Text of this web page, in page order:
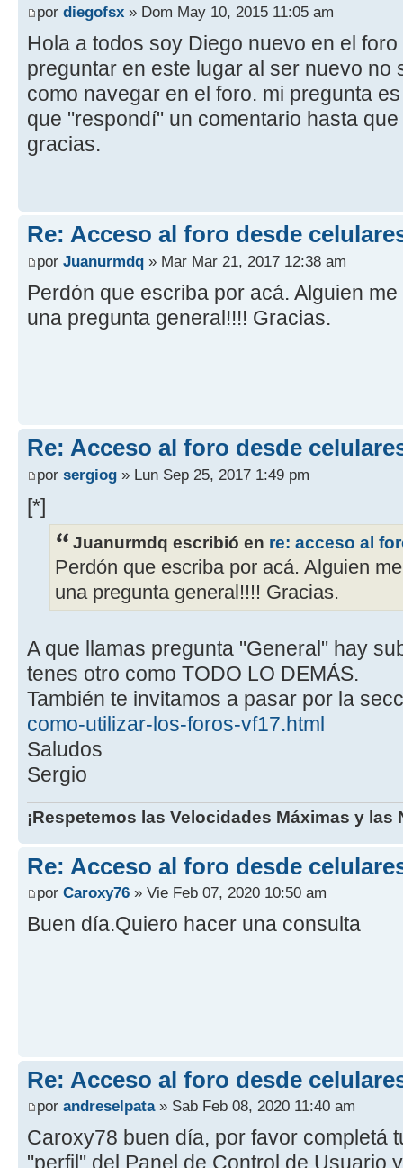
por diegofsx » Dom May 10, 2015 11:05 am
Hola a todos soy Diego nuevo en el
preguntar en este lugar al ser nuevo no
como navegar en el foro. mi pregunta
que "respondí" un comentario hasta
gracias.
Re: Acceso al foro desde
por Juanurmdq » Mar Mar 21, 2017 12:38 am
Perdón que escriba por acá. Alguien
una pregunta general!!!! Gracias.
Re: Acceso al foro desde
por sergiog » Lun Sep 25, 2017 1:49 pm
[*]
Juanurmdq escribió en re: acceso al
Perdón que escriba por acá. Alguien
una pregunta general!!!! Gracias.
A que llamas pregunta "General" hay
tenes otro como TODO LO DEMÁS.
También te invitamos a pasar por la
como-utilizar-los-foros-vf17.html
Saludos
Sergio
¡Respetemos las Velocidades Máximas y las
Re: Acceso al foro desde
por Caroxy76 » Vie Feb 07, 2020 10:50 am
Buen día.Quiero hacer una consulta
Re: Acceso al foro desde
por andreselpata» Sab Feb 08, 2020 11:40 am
Caroxy78 buen día, por favor completá
"perfil" del Panel de Control de Usuario